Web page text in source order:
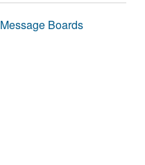
Message Boards